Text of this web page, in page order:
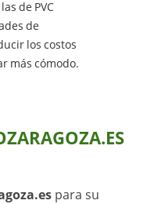
de PVC
de
los costos
más cómodo.
para su